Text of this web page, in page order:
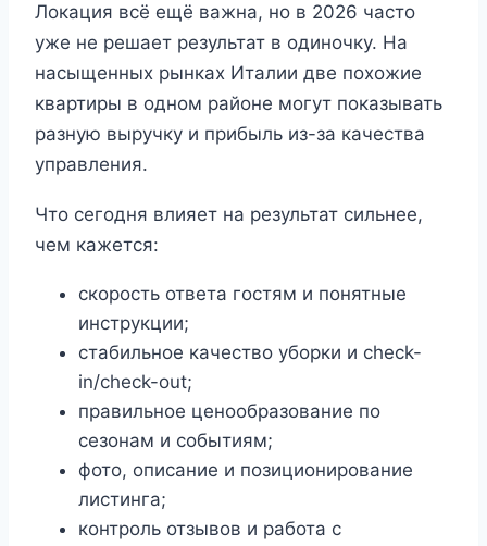
Локация всё ещё важна, но в 2026 часто
уже не решает результат в одиночку. На
насыщенных рынках Италии две похожие
квартиры в одном районе могут показывать
разную выручку и прибыль из-за качества
управления.
Что сегодня влияет на результат сильнее,
чем кажется:
скорость ответа гостям и понятные
инструкции;
стабильное качество уборки и check-
in/check-out;
правильное ценообразование по
сезонам и событиям;
фото, описание и позиционирование
листинга;
контроль отзывов и работа с